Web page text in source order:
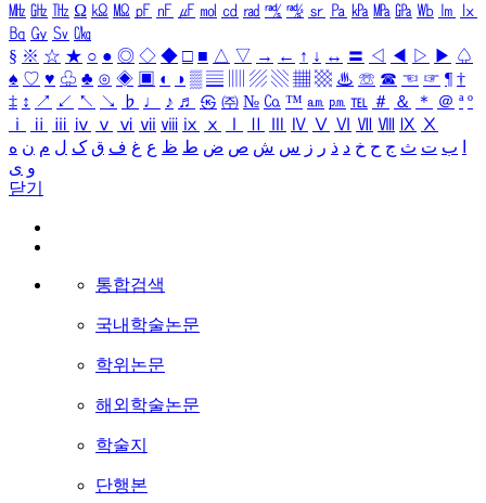
㎒ ㎓ ㎔ Ω ㏀ ㏁ ㎊ ㎋ ㎌ ㏖ ㏅ ㎭ ㎮ ㎯ ㏛ ㎩ ㎪ ㎫ ㎬ ㏝ ㏐
㏓
㏃ ㏉ ㏜ ㏆
§ ※ ☆ ★ ○ ● ◎ ◇ ◆ □ ■ △ ▽ → ← ↑ ↓ ↔ 〓 ◁ ◀ ▷ ▶ ♤
♠ ♡ ♥ ♧ ♣ ⊙ ◈ ▣ ◐ ◑ ▒ ▤ ▨ ▧ ▦ ▩ ♨ ☏ ☎ ☜ ☞ ¶ †
‡ ↕ ↗ ↙ ↖ ↘ ♭ ♩ ♪ ♬ ㉿ ㈜ № ㏇ ™ ㏂ ㏘ ℡ ＃ ＆ ＊ ＠ ª º
ⅰ
ⅱ ⅲ ⅳ ⅴ ⅵ ⅶ ⅷ ⅸ ⅹ Ⅳ Ⅴ Ⅵ Ⅶ Ⅷ Ⅸ Ⅹ
ب ت ث ج ح خ د ذ ر ز س ش ص ض ط ظ ع غ ف ق ک ل م ن ه
و ی
닫기
통합검색
국내학술논문
학위논문
해외학술논문
학술지
단행본